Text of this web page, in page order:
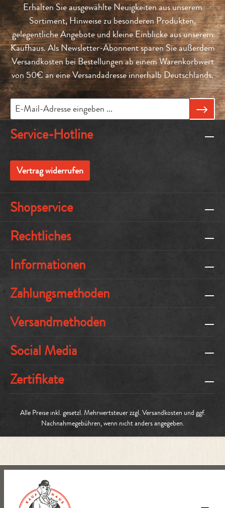
Erhalten Sie ausgewählte Neuigkeiten aus unserem
Sortiment, Hinweise zu besonderen Produkten,
gelegentliche Angebote und kleine Einblicke aus unserem
Kaufhaus. Als Newsletter-Abonnent sparen Sie außerdem
Versandkosten bei Bestellungen ab einem Warenkorbwert
von 50€ an eine Versandadresse innerhalb Deutschlands.
Service-Hotline
Vertrag widerrufen
Shopservice
Rechtliches
Informationen
Zahlungsmethoden
Versandmethoden
Social Media
Zertifikate
Alle Preise inkl. gesetzl. Mehrwertsteuer zzgl.Versandkosten und ggf.
Nachnahmegebühren, wenn nicht anders angegeben.